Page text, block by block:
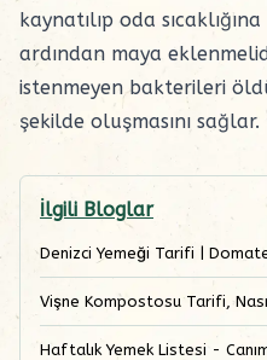
kaynatılıp oda
ardından maya
istenmeyen bakterileri
şekilde oluşmasını sağlar.
İlgili Bloglar
Denizci Yemeği Tarifi |
Vişne Kompostosu Tarifi,
Haftalık Yemek Listesi -